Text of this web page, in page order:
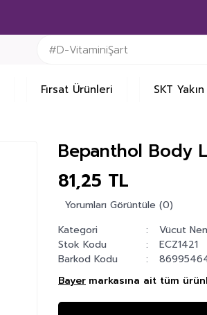
Fırsat Ürünleri SKT
Bepanthol Body
81,25 TL
Yorumları Görüntüle (0)
Kategori
Vücut
Stok Kodu
ECZ1421
Barkod Kodu
Bayer markasına ait tüm